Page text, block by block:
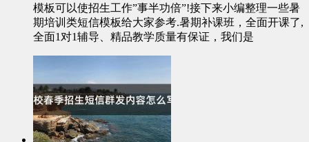
模板可以使招生工作”事半功倍”!接下来小编整理一些暑
期培训类短信模板给大家参考.暑期补课班，全面开课了,
全面1对1辅导、精品教学质量有保证，我们是